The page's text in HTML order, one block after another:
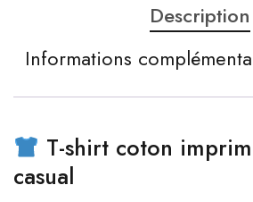
Description
Informations
T-shirt coton
casual